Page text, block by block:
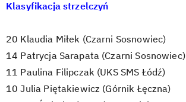
Klasyfikacja strzelczyń
20 Klaudia Miłek (Czarni Sosnowiec)
14 Patrycja Sarapata (Czarni Sosnowiec)
11 Paulina Filipczak (UKS SMS Łódź)
10 Julia Piętakiewicz (Górnik Łęczna)